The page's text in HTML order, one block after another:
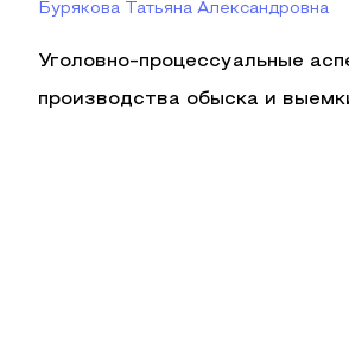
Бурякова Татьяна Александровна
Уголовно-процессуальные
производства обыска и